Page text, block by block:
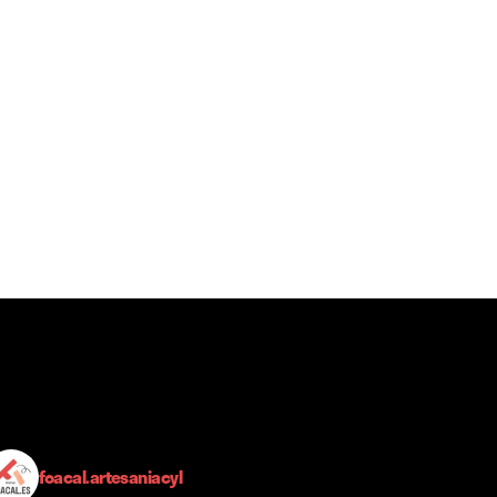
foacal.artesaniacyl